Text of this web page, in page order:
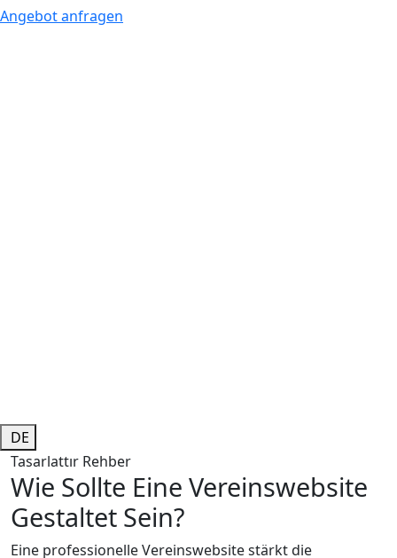
Angebot anfragen
DE
Tasarlattır Rehber
Wie Sollte Eine Vereinswebsite
Gestaltet Sein?
Eine professionelle Vereinswebsite stärkt die